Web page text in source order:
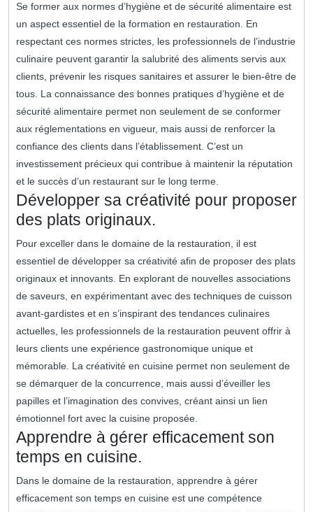
Se former aux normes d’hygiène et de sécurité alimentaire est
un aspect essentiel de la formation en restauration. En
respectant ces normes strictes, les professionnels de l’industrie
culinaire peuvent garantir la salubrité des aliments servis aux
clients, prévenir les risques sanitaires et assurer le bien-être de
tous. La connaissance des bonnes pratiques d’hygiène et de
sécurité alimentaire permet non seulement de se conformer
aux réglementations en vigueur, mais aussi de renforcer la
confiance des clients dans l’établissement. C’est un
investissement précieux qui contribue à maintenir la réputation
et le succès d’un restaurant sur le long terme.
Développer sa créativité pour proposer
des plats originaux.
Pour exceller dans le domaine de la restauration, il est
essentiel de développer sa créativité afin de proposer des plats
originaux et innovants. En explorant de nouvelles associations
de saveurs, en expérimentant avec des techniques de cuisson
avant-gardistes et en s’inspirant des tendances culinaires
actuelles, les professionnels de la restauration peuvent offrir à
leurs clients une expérience gastronomique unique et
mémorable. La créativité en cuisine permet non seulement de
se démarquer de la concurrence, mais aussi d’éveiller les
papilles et l’imagination des convives, créant ainsi un lien
émotionnel fort avec la cuisine proposée.
Apprendre à gérer efficacement son
temps en cuisine.
Dans le domaine de la restauration, apprendre à gérer
efficacement son temps en cuisine est une compétence